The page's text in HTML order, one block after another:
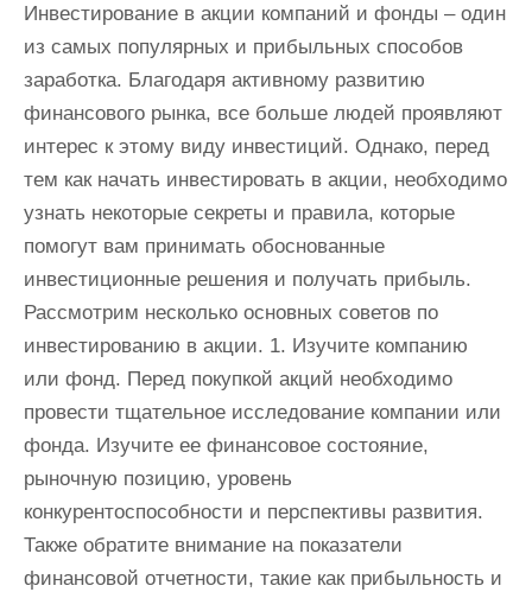
Инвестирование в акции компаний и фонды – один
из самых популярных и прибыльных способов
заработка. Благодаря активному развитию
финансового рынка, все больше людей проявляют
интерес к этому виду инвестиций. Однако, перед
тем как начать инвестировать в акции, необходимо
узнать некоторые секреты и правила, которые
помогут вам принимать обоснованные
инвестиционные решения и получать прибыль.
Рассмотрим несколько основных советов по
инвестированию в акции. 1. Изучите компанию
или фонд. Перед покупкой акций необходимо
провести тщательное исследование компании или
фонда. Изучите ее финансовое состояние,
рыночную позицию, уровень
конкурентоспособности и перспективы развития.
Также обратите внимание на показатели
финансовой отчетности, такие как прибыльность и